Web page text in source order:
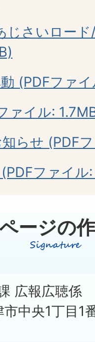
じさいロー
(PDFファ
ァイル:
らせ (PDF
ファイル
ージの
広報広聴係
中央1丁目1